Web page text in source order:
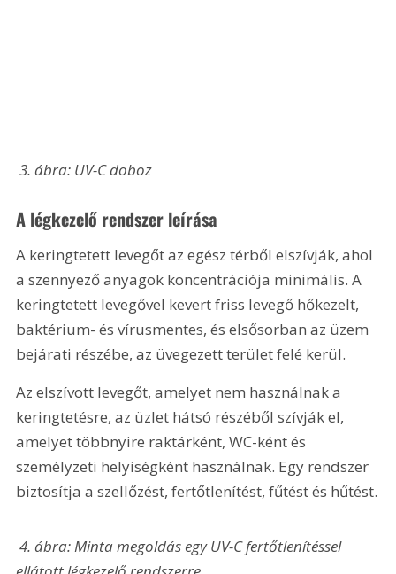
3. ábra: UV-C doboz
A légkezelő rendszer leírása
A keringtetett levegőt az egész térből elszívják, ahol
a szennyező anyagok koncentrációja minimális. A
keringtetett levegővel kevert friss levegő hőkezelt,
baktérium- és vírusmentes, és elsősorban az üzem
bejárati részébe, az üvegezett terület felé kerül.
Az elszívott levegőt, amelyet nem használnak a
keringtetésre, az üzlet hátsó részéből szívják el,
amelyet többnyire raktárként, WC-ként és
személyzeti helyiségként használnak. Egy rendszer
biztosítja a szellőzést, fertőtlenítést, fűtést és hűtést.
4. ábra: Minta megoldás egy UV-C fertőtlenítéssel